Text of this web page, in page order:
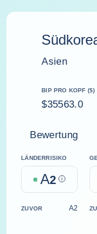
Asien
BIP PRO KOPF ($)
$35563.0
Bewertung
LÄNDERRISIKO
A2 Help
ZUVOR A2